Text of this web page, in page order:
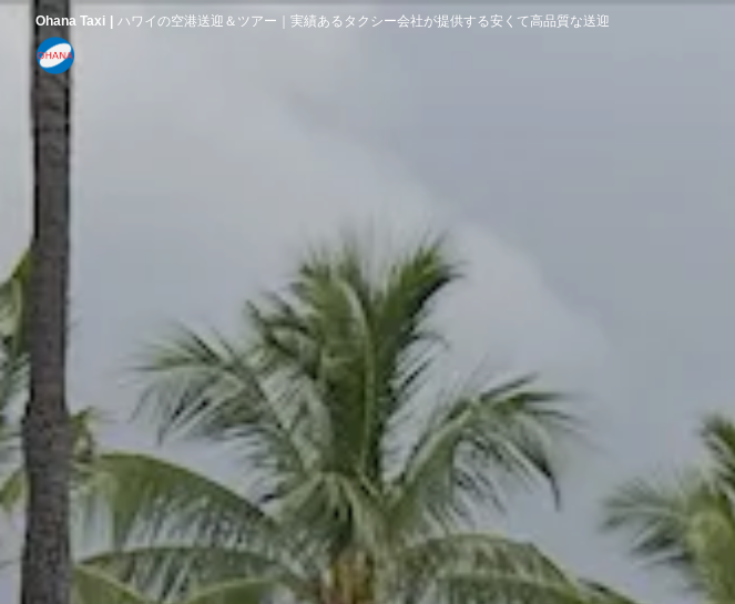
Ohana Taxi ハワイの空港送迎＆ツアー｜実績あるタクシー会社が提供する安くて高品質な送迎